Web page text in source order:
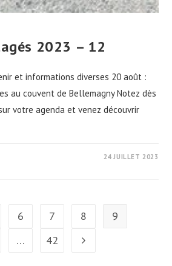
2023 – 12
et informations diverses 20 août :
au couvent de Bellemagny Notez dès
votre agenda et venez découvrir
24 JUILLET 2023
6 7 8
9
… 42 Aller à la page suivante